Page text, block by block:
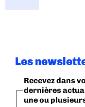
Les
Recevez dans
dernières
une ou